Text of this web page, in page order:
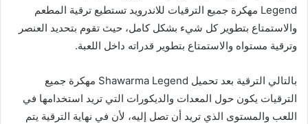
Legend مهكرة جميع الترقيات للاندرويد تستطيع ترقية المطعم
والاستمتاع بتطوير كل شيء بشكل كامل، حيث تقوم بتحديد العنصر
وترقية مستواه والاستمتاع بتطوير قدراته داخل اللعبة.
بالتالي الترقية بعد تحميل Shawarma Legend مهكرة جميع
الترقيات يكون حول المعدات والديكورات التي تريد استخدامها في
اللعب والمستوى الذي تريد أن تصل إليه، لأن في نهاية الترقية يتم